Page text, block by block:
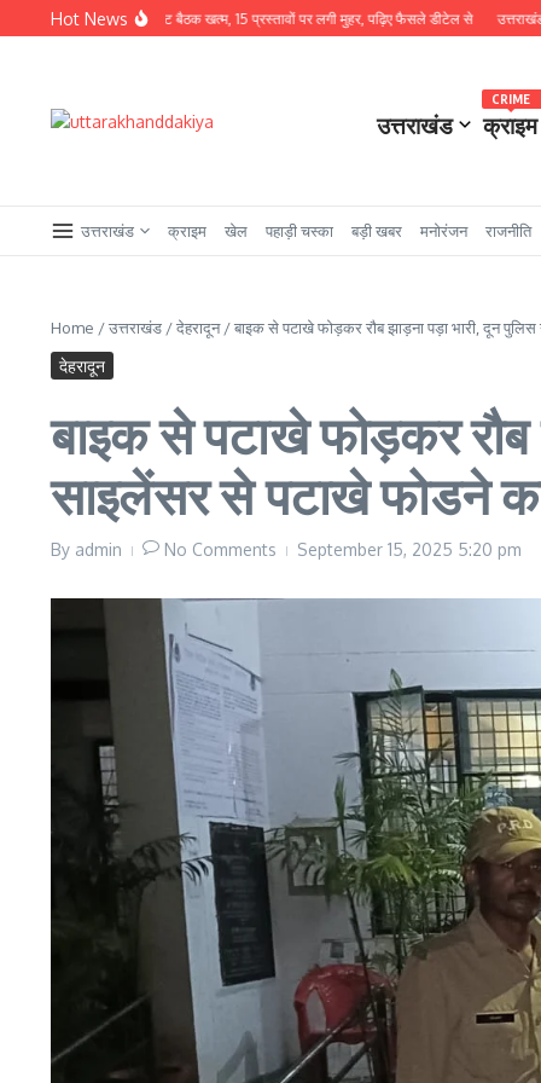
Skip to content
Hot News
अध्यक्षता में कैबिनेट बैठक खत्म, 15 प्रस्तावों पर लगी मुहर, पढ़िए फैसले डीटेल से उत्तराखंड से बड़ी
उत्तराखंड क्राइम
CRIME
उत्तराखंड क्राइम खेल पहाड़ी चस्का बड़ी खबर मनोरंजन राजनीति
Home /उत्तराखंड /देहरादून/बाइक से पटाखे फोड़कर रौब झाड़ना पड़ा भारी, दून
देहरादून
बाइक से पटाखे फोड़कर रौब
साइलेंसर से पटाखे फोडने का
By admin No Comments September 15, 2025 5:20 pm